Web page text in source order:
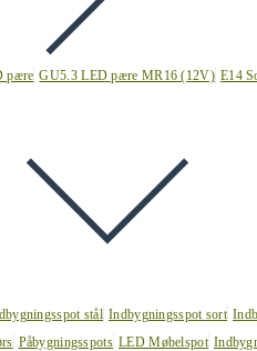
pære GU5.3 LED pære MR16 (12V) E14
stål Indbygningsspot sort
Påbygningsspots LED Møbelspot